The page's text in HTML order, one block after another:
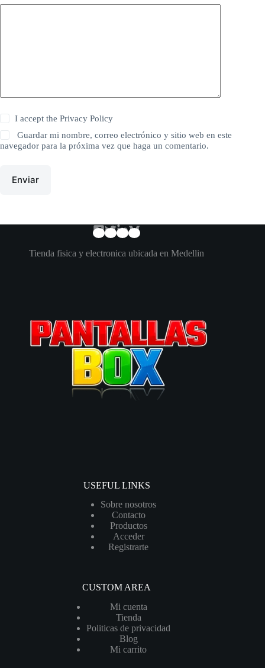
I accept thePrivacy Policy
Guardar mi nombre, correo electrónico y sitio web en este
navegador para la próxima vez que haga un comentario.
Enviar
Tienda fisica y electronica ubicada en Medellin
USEFUL LINKS
Sobre nosotros
Contacto
Productos
Acceder
Registrarte
CUSTOM AREA
Mi cuenta
Tienda
Politicas de privacidad
Blog
Mi carrito